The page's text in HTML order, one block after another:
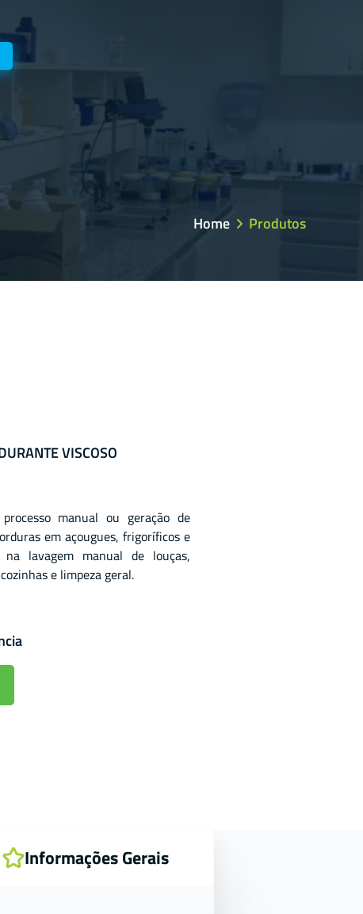
Home Produtos
VISCOSO
manual ou geração de
em açougues, frigoríficos e
na lavagem manual de louças,
e limpeza geral.
Informações Gerais